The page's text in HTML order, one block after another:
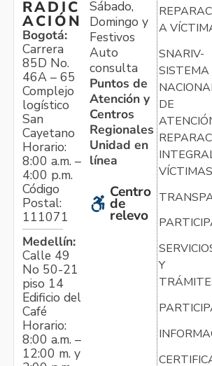
RADIC
ACIÓN
Bogotá:
Carrera
85D No.
46A – 65
Complejo
logístico
San
Cayetano
Horario:
8:00 a.m. –
4:00 p.m.
Código
Postal:
111071
Medellín:
Calle 49
No 50-21
piso 14
Edificio del
Café
Horario:
8:00 a.m. –
12:00 m. y
Sábado,
Domingo y
Festivos
Auto
consulta
Puntos de
Atención y
Centros
Regionales
Unidad en
línea
Centro
de
relevo
A
SNARIV-
SISTEMA
DE
VÍCTIMAS
Y